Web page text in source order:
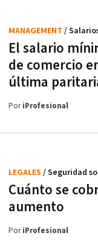
El salario
de comercio
última
MANAGEMENT /
PoriProfesional
Cuánto se
aumento
LEGALES / Seguridad
PoriProfesional